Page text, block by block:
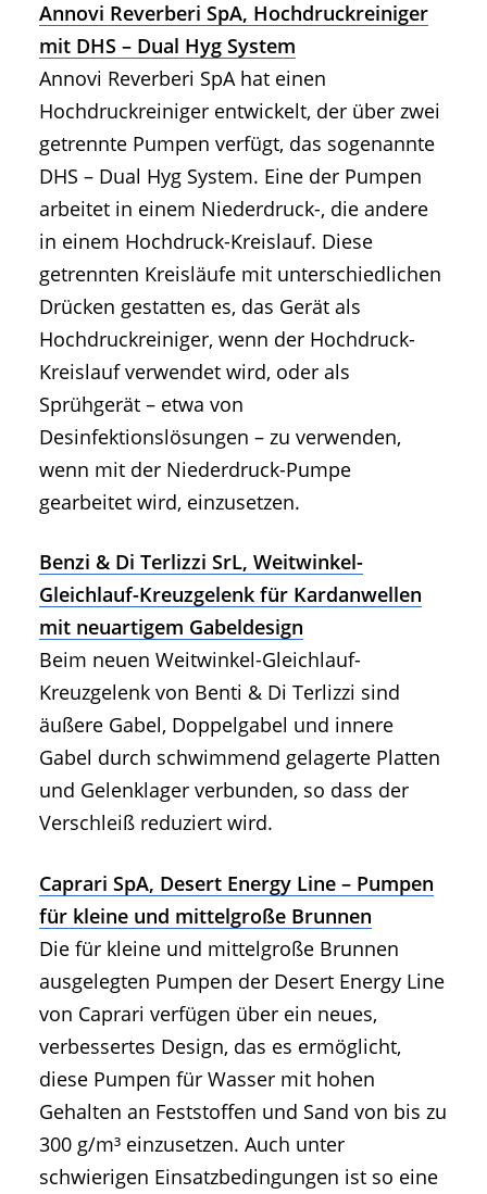
Annovi Reverberi SpA, Hochdruckreiniger
mit DHS – Dual Hyg System
Annovi Reverberi SpA hat einen
Hochdruckreiniger entwickelt, der über zwei
getrennte Pumpen verfügt, das sogenannte
DHS – Dual Hyg System. Eine der Pumpen
arbeitet in einem Niederdruck-, die andere
in einem Hochdruck-Kreislauf. Diese
getrennten Kreisläufe mit unterschiedlichen
Drücken gestatten es, das Gerät als
Hochdruckreiniger, wenn der Hochdruck-
Kreislauf verwendet wird, oder als
Sprühgerät – etwa von
Desinfektionslösungen – zu verwenden,
wenn mit der Niederdruck-Pumpe
gearbeitet wird, einzusetzen.
Benzi & Di Terlizzi SrL, Weitwinkel-
Gleichlauf-Kreuzgelenk für Kardanwellen
mit neuartigem Gabeldesign
Beim neuen Weitwinkel-Gleichlauf-
Kreuzgelenk von Benti & Di Terlizzi sind
äußere Gabel, Doppelgabel und innere
Gabel durch schwimmend gelagerte Platten
und Gelenklager verbunden, so dass der
Verschleiß reduziert wird.
Caprari SpA, Desert Energy Line – Pumpen
für kleine und mittelgroße Brunnen
Die für kleine und mittelgroße Brunnen
ausgelegten Pumpen der Desert Energy Line
von Caprari verfügen über ein neues,
verbessertes Design, das es ermöglicht,
diese Pumpen für Wasser mit hohen
Gehalten an Feststoffen und Sand von bis zu
300 g/m³ einzusetzen. Auch unter
schwierigen Einsatzbedingungen ist so eine